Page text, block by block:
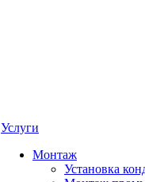
Услуги
Монтаж
Установка